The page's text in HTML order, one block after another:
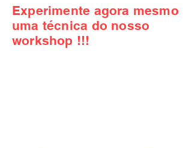
Experimente agora mesmo
uma técnica do nosso
workshop !!!